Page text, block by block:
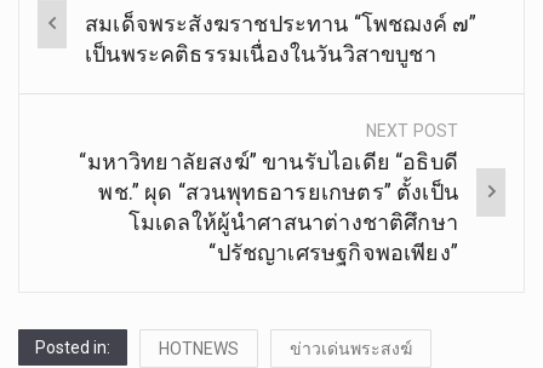
navigation
สมเด็จพระสังฆราชประทาน “โพชฌงค์ ๗”
เป็นพระคติธรรมเนื่องในวันวิสาขบูชา
NEXT POST
“มหาวิทยาลัยสงฆ์” ขานรับไอเดีย “อธิบดี
พช.” ผุด “สวนพุทธอารยเกษตร” ตั้งเป็น
โมเดลให้ผู้นำศาสนาต่างชาติศึกษา
“ปรัชญาเศรษฐกิจพอเพียง”
Posted in: HOTNEWS ข่าวเด่นพระสงฆ์